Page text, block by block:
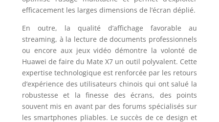
efficacement les larges dimensions de l’écran déplié.
En outre, la qualité d’affichage favorable au
streaming, à la lecture de documents professionnels
ou encore aux jeux vidéo démontre la volonté de
Huawei de faire du Mate X7 un outil polyvalent. Cette
expertise technologique est renforcée par les retours
d’expérience des utilisateurs chinois qui ont salué la
robustesse et la finesse des écrans, des points
souvent mis en avant par des forums spécialisés sur
les smartphones pliables. Le succès de ce design et